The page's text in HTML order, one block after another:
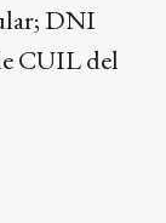
DNI
CUIL del